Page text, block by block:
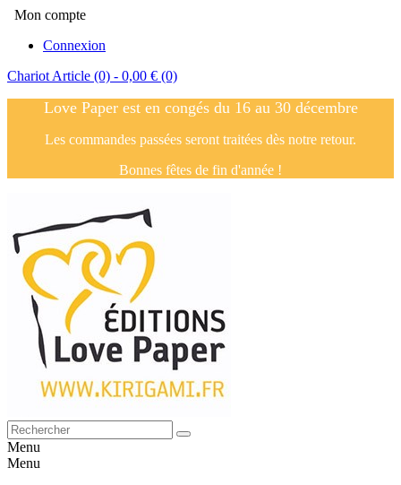
Mon compte
Connexion
Chariot Article (0) - 0,00 € (0)
Love Paper est en congés du 16 au 30 décembre
Les commandes passées seront traitées dès notre retour.
Bonnes fêtes de fin d'année !
Menu
Menu